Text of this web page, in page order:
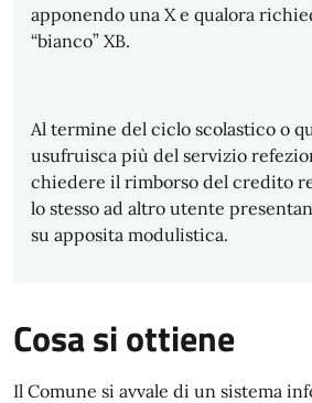
apponendo una X e qualora
“bianco” XB.
Al termine del ciclo scolastico o
usufruisca più del servizio
chiedere il rimborso del credito
lo stesso ad altro utente
su apposita modulistica.
Cosa si ottiene
Il Comune si avvale di un sistema